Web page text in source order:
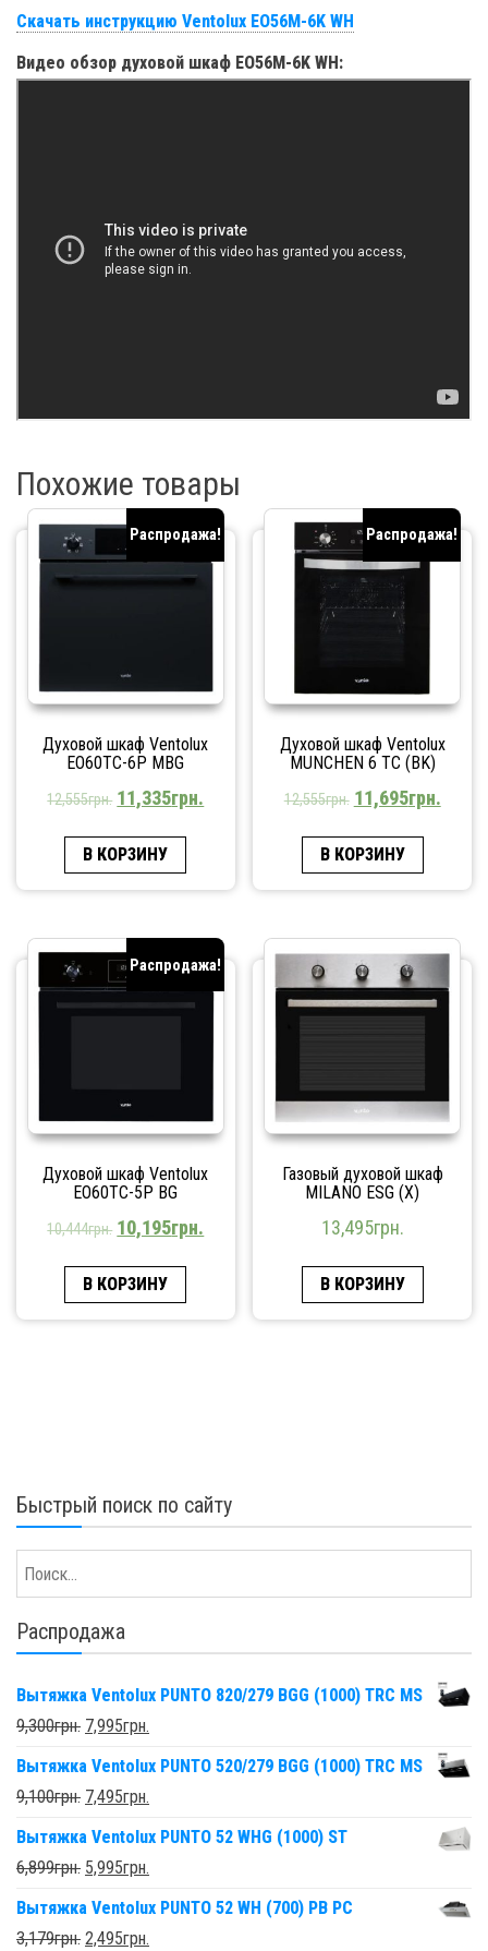
Скачать инструкцию Ventolux EO56M-6K WH
Видео обзор духовой шкаф EO56M-6K WH:
Похожие товары
Распродажа!
Духовой шкаф Ventolux
EO60TC-6P MBG
12,555грн. 11,335грн.
В КОРЗИНУ
Распродажа!
Духовой шкаф Ventolux
MUNCHEN 6 TC (BK)
12,555грн. 11,695грн.
В КОРЗИНУ
Распродажа!
Духовой шкаф Ventolux
EO60TC-5P BG
10,444грн. 10,195грн.
В КОРЗИНУ
Газовый духовой шкаф
MILANO ESG (X)
13,495грн.
В КОРЗИНУ
Быстрый поиск по сайту
Распродажа
Вытяжка Ventolux PUNTO 820/279 BGG (1000) TRC MS
9,300грн. 7,995грн.
Вытяжка Ventolux PUNTO 520/279 BGG (1000) TRC MS
9,100грн. 7,495грн.
Вытяжка Ventolux PUNTO 52 WHG (1000) ST
6,899грн. 5,995грн.
Вытяжка Ventolux PUNTO 52 WH (700) PB PC
3,179грн. 2,495грн.